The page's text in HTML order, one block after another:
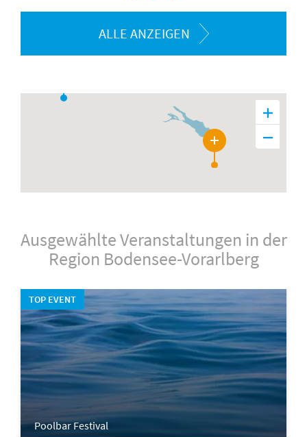
ALLE ANZEIGEN
Ausgewählte Veranstaltungen in der
Region Bodensee-Vorarlberg
TOP EVENT
Poolbar Festival